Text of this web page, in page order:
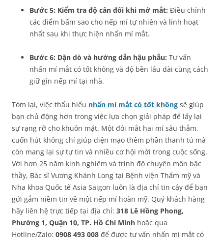
Bước 5: Kiểm tra độ cân đối khi mở mắt: Điều chỉnh
các điểm bấm sao cho nếp mí tự nhiên và linh hoạt
nhất sau khi thực hiện nhấn mí mắt.
Bước 6: Dặn dò và hướng dẫn hậu phẫu: Tư vấn
nhấn mí mắt có tốt không và độ bền lâu dài cùng cách
giữ gìn nếp mí tại nhà.
Tóm lại, việc thấu hiểu nhấn mí mắt có tốt không sẽ giúp
bạn chủ động hơn trong việc lựa chọn giải pháp để lấy lại
sự rạng rỡ cho khuôn mặt. Một đôi mắt hai mí sâu thẳm,
cuốn hút không chỉ giúp diện mạo thêm phần thanh tú mà
còn mang lại sự tự tin và nhiều cơ hội mới trong cuộc sống.
Với hơn 25 năm kinh nghiệm và trình độ chuyên môn bậc
thầy, Bác sĩ Vương Khánh Long tại Bệnh viện Thẩm mỹ và
Nha khoa Quốc tế Asia Saigon luôn là địa chỉ tin cậy để bạn
gửi gắm niềm tin về một nếp mí hoàn mỹ. Quý khách hàng
hãy liên hệ trực tiếp tại địa chỉ: 318 Lê Hồng Phong,
Phường 1, Quận 10, TP. Hồ Chí Minh hoặc qua
Hotline/Zalo: 0908 493 008 để được tư vấn nhấn mí mắt có